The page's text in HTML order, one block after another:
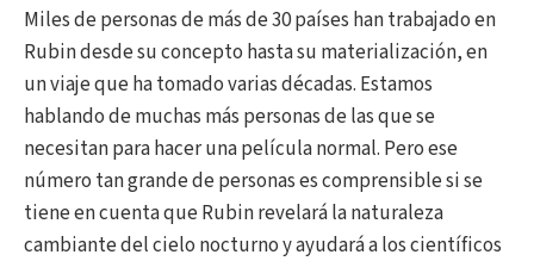
Miles de personas de más de 30 países han trabajado en
Rubin desde su concepto hasta su materialización, en
un viaje que ha tomado varias décadas. Estamos
hablando de muchas más personas de las que se
necesitan para hacer una película normal. Pero ese
número tan grande de personas es comprensible si se
tiene en cuenta que Rubin revelará la naturaleza
cambiante del cielo nocturno y ayudará a los científicos